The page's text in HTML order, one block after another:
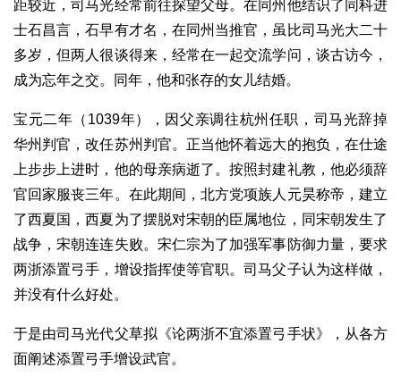
距较近，司马光经常前往探望父母。在同州他结识了同科进
士石昌言，石早有才名，在同州当推官，虽比司马光大二十
多岁，但两人很谈得来，经常在一起交流学问，谈古访今，
成为忘年之交。同年，他和张存的女儿结婚。
宝元二年（1039年），因父亲调往杭州任职，司马光辞掉
华州判官，改任苏州判官。正当他怀着远大的抱负，在仕途
上步步上进时，他的母亲病逝了。按照封建礼教，他必须辞
官回家服丧三年。在此期间，北方党项族人元昊称帝，建立
了西夏国，西夏为了摆脱对宋朝的臣属地位，同宋朝发生了
战争，宋朝连连失败。宋仁宗为了加强军事防御力量，要求
两浙添置弓手，增设指挥使等官职。司马父子认为这样做，
并没有什么好处。
于是由司马光代父草拟《论两浙不宜添置弓手状》，从各方
面阐述添置弓手增设武官。